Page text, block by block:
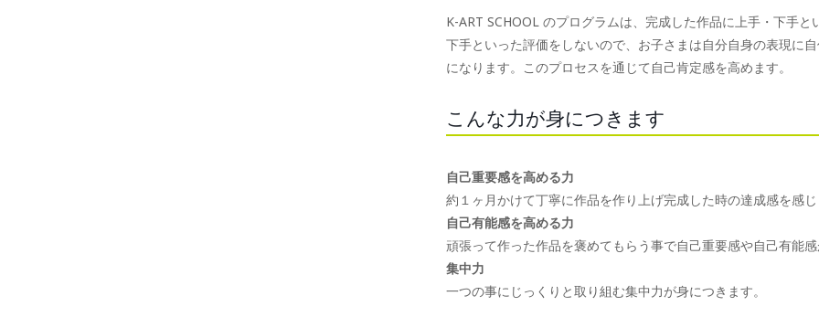
K-ART SCHOOL のプログラムは、完成した作品に上手・下手
下手といった評価をしないので、お子さまは自分自身の表現に
になります。このプロセスを通じて自己肯定感を高めます。
こんな力が身につきます
自己重要感を高める力
約１ヶ月かけて丁寧に作品を作り上げ完成した時の達成感を感じ
自己有能感を高める力
頑張って作った作品を褒めてもらう事で自己重要感や自己有能感
集中力
一つの事にじっくりと取り組む集中力が身につきます。